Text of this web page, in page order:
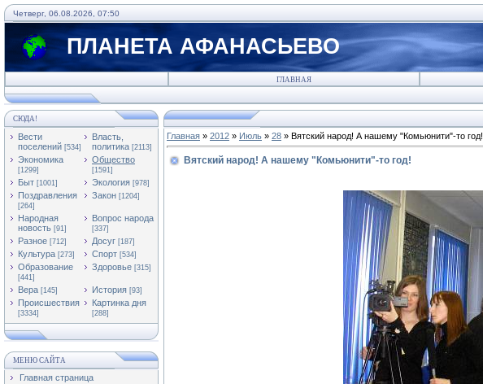
Четверг, 06.08.2026, 07:50
ПЛАНЕТА АФАНАСЬЕВО
ГЛАВНАЯ
СЮДА!
Вести
поселений [534]
Власть,
политика [2113]
Экономика
[1299]
Общество
[1591]
Быт [1001] Экология [978]
Поздравления
[264]
Закон [1204]
Народная
новость [91]
Вопрос народа
[337]
Разное [712] Досуг [187]
Культура [273] Спорт [534]
Образование
[441]
Здоровье [315]
Вера [145] История [93]
Происшествия
[3334]
Картинка дня
[288]
МЕНЮ САЙТА
Главная страница
Главная » 2012 » Июль » 28 » Вятский народ! А нашему "Комьюнити"-то год!
Вятский народ! А нашему "Комьюнити"-то год!